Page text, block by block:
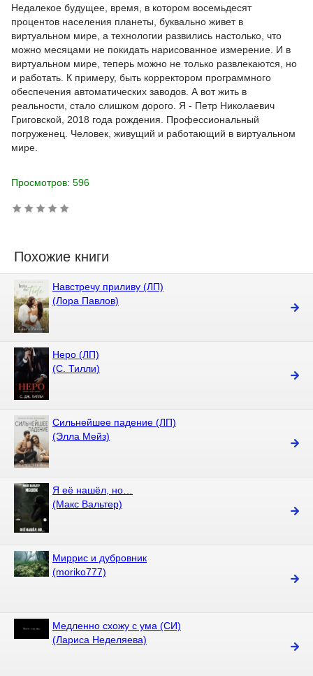
Недалекое будущее, время, в котором восемьдесят
процентов населения планеты, буквально живет в
виртуальном мире, а технологии развились настолько, что
можно месяцами не покидать нарисованное измерение. И в
виртуальном мире, теперь можно не только развлекаются, но
и работать. К примеру, быть корректором программного
обеспечения автоматических заводов. А вот жить в
реальности, стало слишком дорого. Я - Петр Николаевич
Григовской, 2018 года рождения. Профессиональный
погруженец. Человек, живущий и работающий в виртуальном
мире.
Просмотров: 596
Похожие книги
Навстречу приливу (ЛП)
(Лора Павлов)
Неро (ЛП)
(С. Тилли)
Сильнейшее падение (ЛП)
(Элла Мейз)
Я её нашёл, но…
(Макс Вальтер)
Миррис и дубровник
(moriko777)
Медленно схожу с ума (СИ)
(Лариса Неделяева)